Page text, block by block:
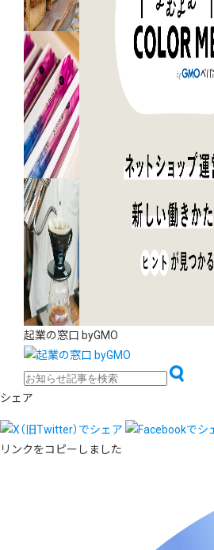
起業の窓口 byGMO
シェア
リンクをコピーしました